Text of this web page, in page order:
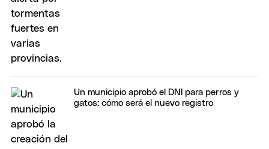
Un municipio aprobó el DNI para perros y
gatos: cómo será el nuevo registro